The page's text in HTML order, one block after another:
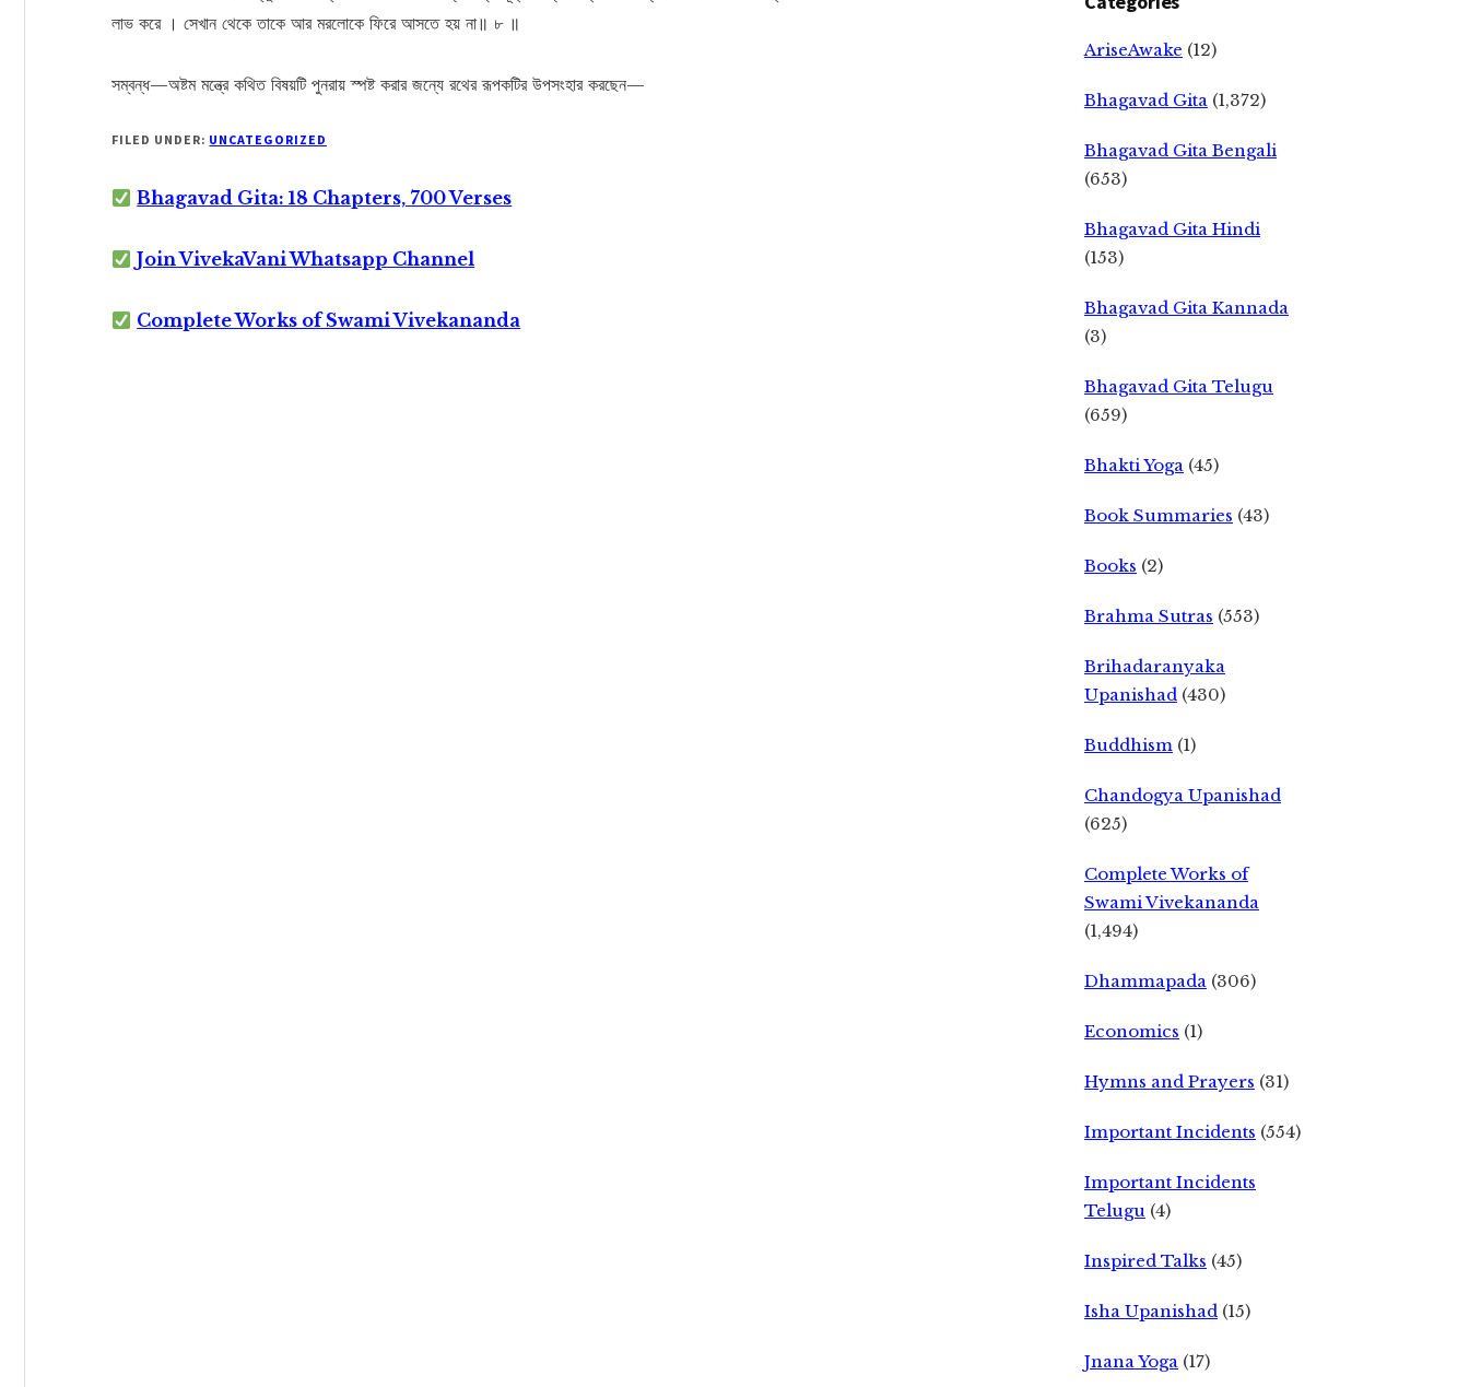
লাভ করে । সেখান থেকে তাকে আর মরলোকে ফিরে আসতে হয় না॥ ৮ ॥
সম্বন্ধ—অষ্টম মন্ত্রে কথিত বিষয়টি পুনরায় স্পষ্ট করার জন্যে রথের রূপকটির উপসংহার করছেন—
FILED UNDER: UNCATEGORIZED
Bhagavad Gita: 18 Chapters, 700 Verses
Join VivekaVani Whatsapp Channel
Complete Works of Swami Vivekananda
AriseAwake (12)
Bhagavad Gita (1,372)
Bhagavad Gita Bengali
(653)
Bhagavad Gita Hindi
(153)
Bhagavad Gita Kannada
(3)
Bhagavad Gita Telugu
(659)
Bhakti Yoga (45)
Book Summaries (43)
Books (2)
Brahma Sutras (553)
Brihadaranyaka
Upanishad (430)
Buddhism (1)
Chandogya Upanishad
(625)
Complete Works of
Swami Vivekananda
(1,494)
Dhammapada (306)
Economics (1)
Hymns and Prayers (31)
Important Incidents (554)
Important Incidents
Telugu (4)
Inspired Talks (45)
Isha Upanishad (15)
Jnana Yoga (17)